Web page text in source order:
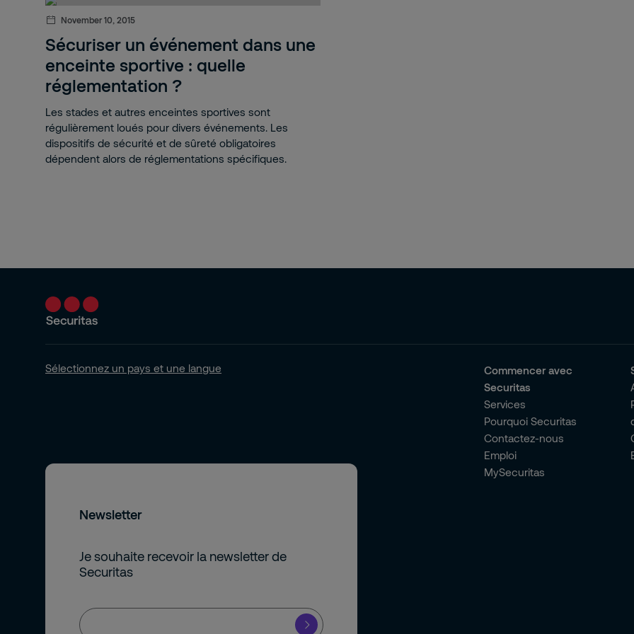
Bureaux
Transport & logistique
Ateliers
Etablissements de santé
Industrie pharmaceutique
November 10, 2015
Sécuriser un événement dans une
enceinte sportive : quelle
réglementation ?
Les stades et autres enceintes sportives sont
régulièrement loués pour divers événements. Les
dispositifs de sécurité et de sûreté obligatoires
dépendent alors de réglementations spécifiques.
Sélectionnez un pays et une langue
Newsletter
Je souhaite recevoir la newsletter de
Securitas
Commencer avec
Securitas
Services
Pourquoi Securitas
Contactez-nous
Emploi
MySecuritas